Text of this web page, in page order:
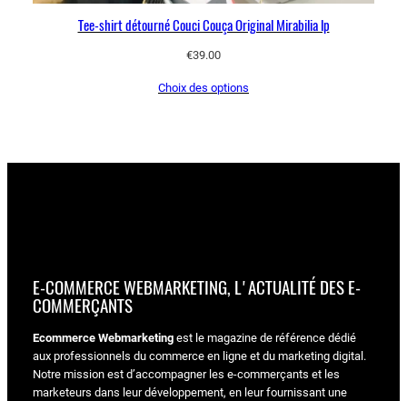
Tee-shirt détourné Couci Couça Original Mirabilia lp
€39.00
Choix des options
E-COMMERCE WEBMARKETING, L'ACTUALITÉ DES E-
COMMERÇANTS
Ecommerce Webmarketing est le magazine de référence dédié
aux professionnels du commerce en ligne et du marketing digital.
Notre mission est d’accompagner les e-commerçants et les
marketeurs dans leur développement, en leur fournissant une